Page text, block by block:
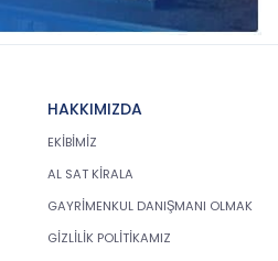
HAKKIMIZDA
EKİBİMİZ
AL SAT KİRALA
GAYRİMENKUL DANIŞMANI OLMAK
GİZLİLİK POLİTİKAMIZ